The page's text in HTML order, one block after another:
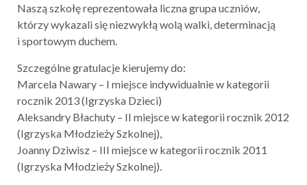
Naszą szkołę reprezentowała liczna grupa uczniów,
którzy wykazali się niezwykłą wolą walki, determinacją
i sportowym duchem.
Szczególne gratulacje kierujemy do:
Marcela Nawary – I miejsce indywidualnie w kategorii
rocznik 2013 (Igrzyska Dzieci)
Aleksandry Błachuty – II miejsce w kategorii rocznik 2012
(Igrzyska Młodzieży Szkolnej),
Joanny Dziwisz – III miejsce w kategorii rocznik 2011
(Igrzyska Młodzieży Szkolnej).